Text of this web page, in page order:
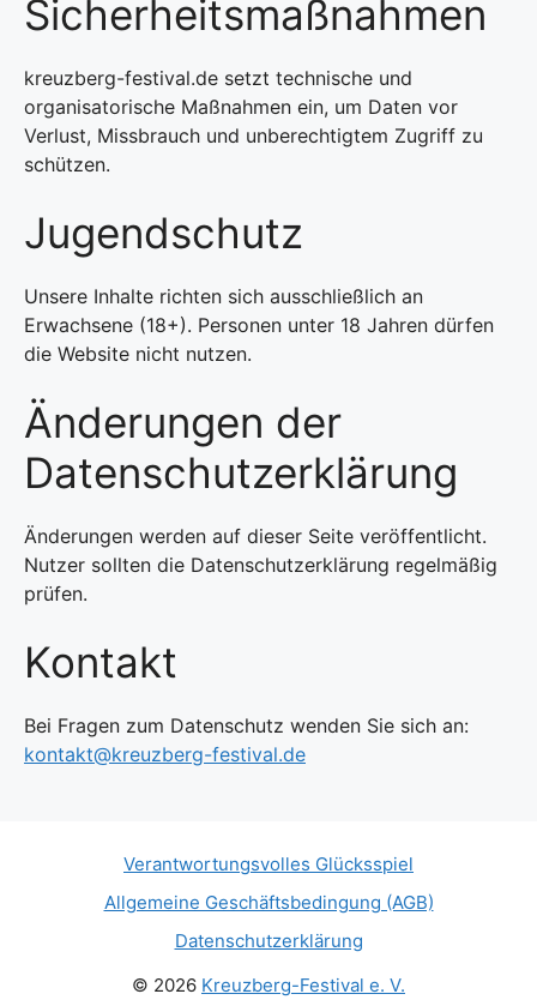
Sicherheitsmaßnahmen
kreuzberg-festival.de setzt technische und
organisatorische Maßnahmen ein, um Daten vor
Verlust, Missbrauch und unberechtigtem Zugriff zu
schützen.
Jugendschutz
Unsere Inhalte richten sich ausschließlich an
Erwachsene (18+). Personen unter 18 Jahren dürfen
die Website nicht nutzen.
Änderungen der
Datenschutzerklärung
Änderungen werden auf dieser Seite veröffentlicht.
Nutzer sollten die Datenschutzerklärung regelmäßig
prüfen.
Kontakt
Bei Fragen zum Datenschutz wenden Sie sich an:
kontakt@kreuzberg-festival.de
Verantwortungsvolles Glücksspiel
Allgemeine Geschäftsbedingung (AGB)
Datenschutzerklärung
© 2026 Kreuzberg-Festival e. V.